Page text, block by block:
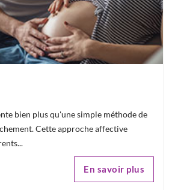
bien plus qu'une simple méthode de
Cette approche affective
En savoir plus